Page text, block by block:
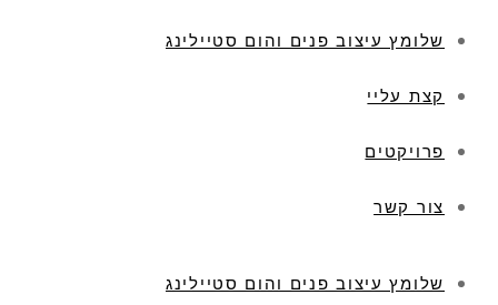
שלומץ עיצוב פנים והום סטיילינג
קצת עליי
פרויקטים
צור קשר
שלומץ עיצוב פנים והום סטיילינג